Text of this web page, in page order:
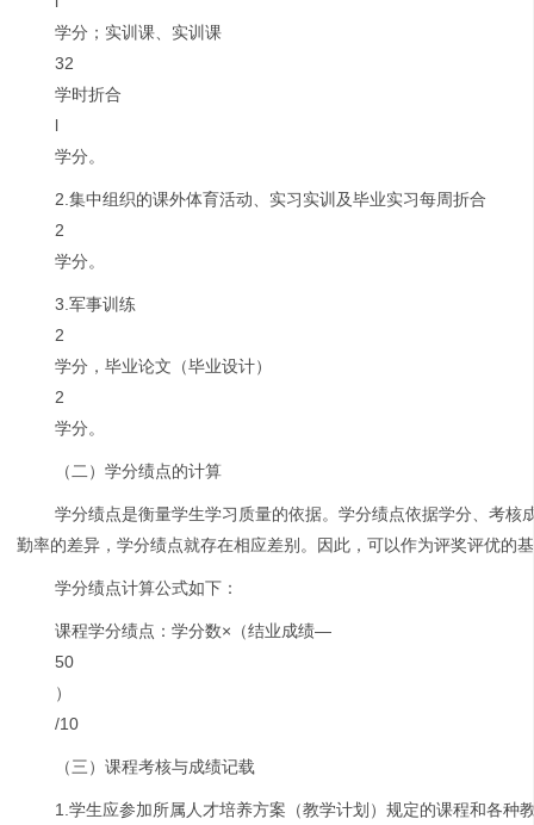
学分；实训课、实训课
32
学时折合
l
学分。
2.集中组织的课外体育活动、实习实训及毕业实习每周折合
2
学分。
3.军事训练
2
学分，毕业论文（毕业设计）
2
学分。
（二）学分绩点的计算
学分绩点是衡量学生学习质量的依据。学分绩点依据学分、考
勤率的差异，学分绩点就存在相应差别。因此，可以作为评奖评优的
学分绩点计算公式如下：
课程学分绩点：学分数×（结业成绩—
50
）
/10
（三）课程考核与成绩记载
1.学生应参加所属人才培养方案（教学计划）规定的课程和各种